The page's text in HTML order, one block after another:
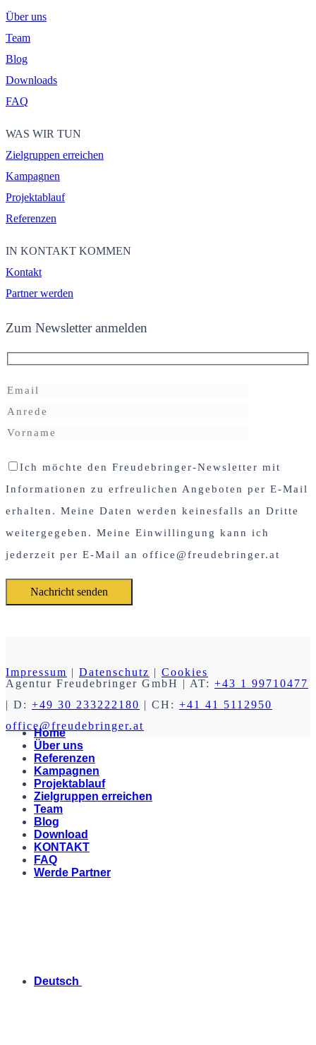
Über uns
Team
Blog
Downloads
FAQ
WAS WIR TUN
Zielgruppen erreichen
Kampagnen
Projektablauf
Referenzen
IN KONTAKT KOMMEN
Kontakt
Partner werden
Zum Newsletter anmelden
Ich möchte den Freudebringer-Newsletter mit
Informationen zu erfreulichen Angeboten per E-Mail
erhalten. Meine Daten werden keinesfalls an Dritte
weitergegeben. Meine Einwillingung kann ich
jederzeit per E-Mail an office@freudebringer.at
Impressum | Datenschutz | Cookies
Agentur Freudebringer GmbH | AT: +43 1 99710477
| D: +49 30 233222180 | CH: +41 41 5112950
office@freudebringer.at
Home
Über uns
Referenzen
Kampagnen
Projektablauf
Zielgruppen erreichen
Team
Blog
Download
KONTAKT
FAQ
Werde Partner
Deutsch